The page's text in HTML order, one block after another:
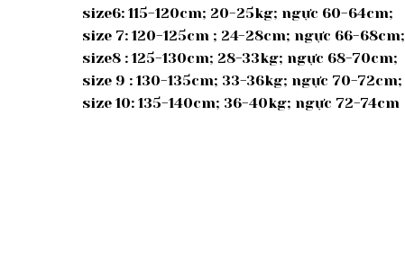
size6: 115-120cm; 20-25kg; ngực 60-64cm;
size 7: 120-125cm ; 24-28cm; ngực 66-68cm;
size8 : 125-130cm; 28-33kg; ngực 68-70cm;
size 9 : 130-135cm; 33-36kg; ngực 70-72cm;
size 10: 135-140cm; 36-40kg; ngực 72-74cm